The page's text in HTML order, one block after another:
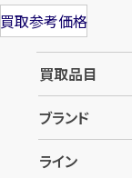
買取参考価格
買取品目
ブランド
ライン